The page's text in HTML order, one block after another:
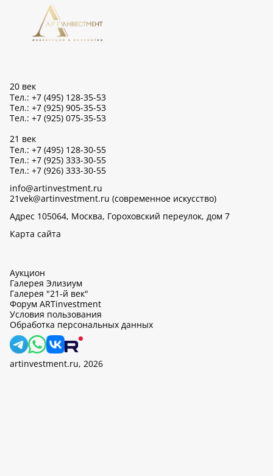
20 век
Тел.: +7 (495) 128-35-53
Тел.: +7 (925) 905-35-53
Тел.: +7 (925) 075-35-53
21 век
Тел.: +7 (495) 128-30-55
Тел.: +7 (925) 333-30-55
Тел.: +7 (926) 333-30-55
info@artinvestment.ru
21vek@artinvestment.ru (современное искусство)
Адрес 105064, Москва, Гороховский переулок, дом 7
Карта сайта
Аукцион
Галерея Элизиум
Галерея "21-й век"
Форум ARTinvestment
Условия пользования
Обработка персональных данных
artinvestment.ru, 2026